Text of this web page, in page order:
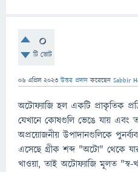
0
টি ভোট
06 এপ্রিল 2023 উত্তর প্রদান করেছেন Sabbir
অটোফ্যাজি হল একটি প্রাকৃতিক
যেখানে কোষগুলি ভেঙে যায় এবং
অপ্রয়োজনীয় উপাদানগুলিকে
এসেছে গ্রীক শব্দ "অটো" থেকে
খাওয়া, তাই অটোফ্যাজি মূলত "স্ব-